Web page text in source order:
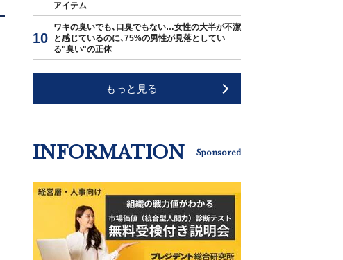
アイテム
ワキの臭いでも､口臭でもない…女性の大半が不潔
と感じているのに､75%の男性が見落としてい
る"臭い"の正体
もっと見る
INFORMATION Sponsored